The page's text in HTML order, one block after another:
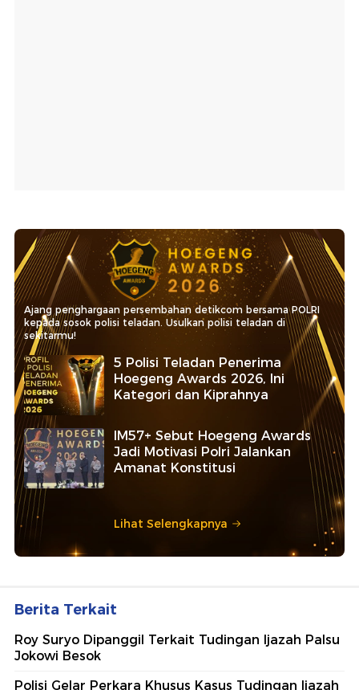
Ajang penghargaan persembahan detikcom bersama POLRI
kepada sosok polisi teladan. Usulkan polisi teladan di
sekitarmu!
5 Polisi Teladan Penerima
Hoegeng Awards 2026, Ini
Kategori dan Kiprahnya
IM57+ Sebut Hoegeng Awards
Jadi Motivasi Polri Jalankan
Amanat Konstitusi
Lihat Selengkapnya
Berita Terkait
Roy Suryo Dipanggil Terkait Tudingan Ijazah Palsu
Jokowi Besok
Polisi Gelar Perkara Khusus Kasus Tudingan Ijazah